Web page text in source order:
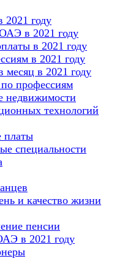
2021 году
в 2021 году
в 2021 году
в 2021 году
в 2021 году
профессиям
недвижимости
технологий
платы
специальности
и качество жизни
пенсии
в 2021 году